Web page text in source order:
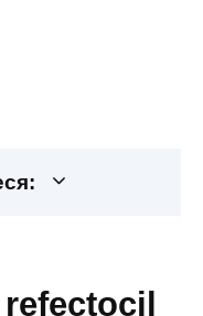
refectocil